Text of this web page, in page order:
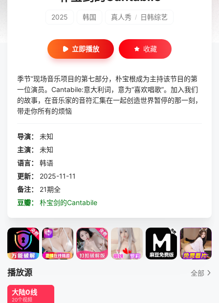
2025 韩国 真人秀 / 日韩综艺
立即播放 收藏
季节”现场音乐项目的第七部分，朴宝根成为主持该节目的第
一位演员。Cantabile:意大利词，意为“喜欢唱歌”。加入我们
的故事，在音乐家的音符汇集在一起创造世界暂停的那一刻，
带走你所有的烦恼
导演：
未知
主演：
未知
语言：
韩语
更新：
2025-11-11
备注：
21期全
豆瓣：
朴宝剑的Cantabile
播放源 全部
大陆0线
20个视频